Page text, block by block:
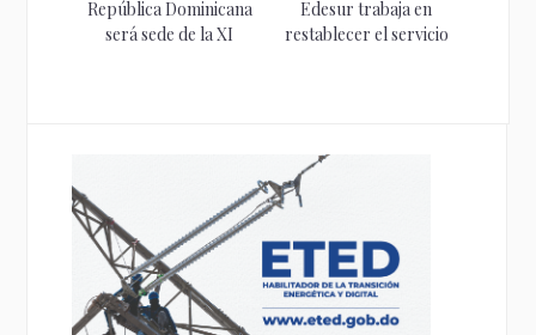
República Dominicana
será sede de la XI
Edesur trabaja en
restablecer el servicio